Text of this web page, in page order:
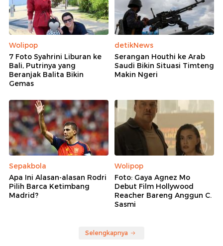
Wolipop
7 Foto Syahrini Liburan ke
Bali, Putrinya yang
Beranjak Balita Bikin
Gemas
detikNews
Serangan Houthi ke Arab
Saudi Bikin Situasi Timteng
Makin Ngeri
Sepakbola
Apa Ini Alasan-alasan Rodri
Pilih Barca Ketimbang
Madrid?
Wolipop
Foto: Gaya Agnez Mo
Debut Film Hollywood
Reacher Bareng Anggun C.
Sasmi
Selengkapnya